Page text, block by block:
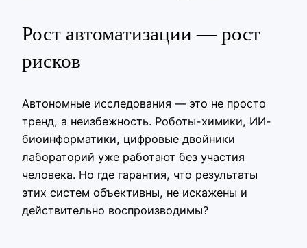
Рост автоматизации — рост
рисков
Автономные исследования — это не просто
тренд, а неизбежность. Роботы-химики, ИИ-
биоинформатики, цифровые двойники
лабораторий уже работают без участия
человека. Но где гарантия, что результаты
этих систем объективны, не искажены и
действительно воспроизводимы?